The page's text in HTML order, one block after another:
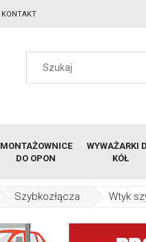
KONTAKT
MONTAŻOWNICE
DO OPON
WYWAŻARKI
KÓŁ
Szybkozłącza Wtyk